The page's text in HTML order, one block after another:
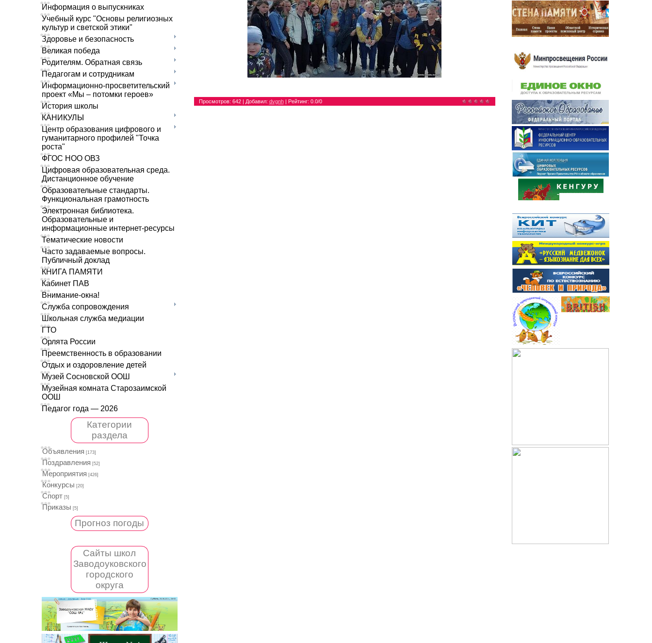
Информация о выпускниках
Учебный курс "Основы религиозных
культур и светской этики"
Здоровье и безопасность
Великая победа
Родителям. Обратная связь
Педагогам и сотрудникам
Информационно-просветительский
проект «Мы – потомки героев»
История школы
КАНИКУЛЫ
Центр образования цифрового и
гуманитарного профилей "Точка
роста"
ФГОС НОО ОВЗ
Цифровая образовательная среда.
Дистанционное обучение
Образовательные стандарты.
Функциональная грамотность
Электронная библиотека.
Образовательные и
информационные интернет-ресурсы
Тематические новости
Часто задаваемые вопросы.
Публичный доклад
КНИГА ПАМЯТИ
Кабинет ПАВ
Внимание-окна!
Служба сопровождения
Школьная служба медиации
ГТО
Орлята России
Преемственность в образовании
Отдых и оздоровление детей
Музей Сосновской ООШ
Музейная комната Старозаимской
ООШ
Педагог года — 2026
Категории
раздела
Объявления [173]
Поздравления [52]
Мероприятия [426]
Конкурсы [20]
Спорт [5]
Приказы [5]
Прогноз погоды
Сайты школ
Заводоуковского
городского
округа
Просмотров: 642 | Добавил: dvgnh| Рейтинг: 0.0/0